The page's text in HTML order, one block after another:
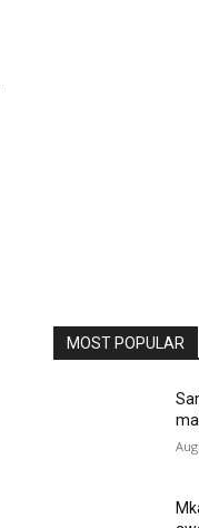
MOST POPULAR